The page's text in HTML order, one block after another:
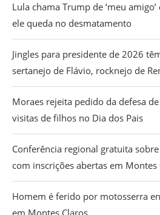
Lula chama Trump de ‘meu
ele queda no desmatamento
Jingles para presidente de 2026
sertanejo de Flávio, rocknejo de
Moraes rejeita pedido da defesa
visitas de filhos no Dia dos Pais
Conferência regional gratuita
com inscrições abertas em Montes
Homem é ferido por motosserra